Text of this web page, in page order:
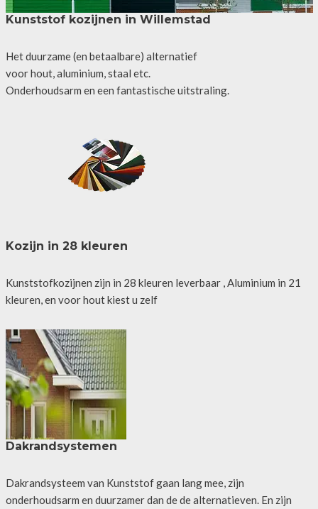
Kunststof kozijnen in Willemstad
Het duurzame (en betaalbare) alternatief
voor hout, aluminium, staal etc.
Onderhoudsarm en een fantastische uitstraling.
Kozijn in 28 kleuren
Kunststofkozijnen zijn in 28 kleuren leverbaar , Aluminium in 21
kleuren, en voor hout kiest u zelf
Dakrandsystemen
Dakrandsysteem van Kunststof gaan lang mee, zijn
onderhoudsarm en duurzamer dan de de alternatieven. En zijn